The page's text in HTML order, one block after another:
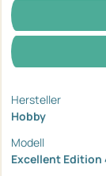
Hersteller
Hobby
Modell
Excellent Edition